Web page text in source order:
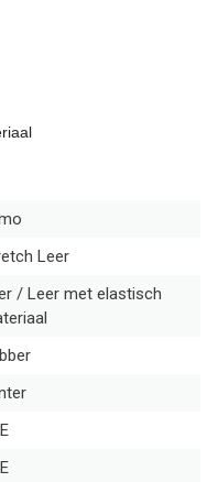
Leer
/ Leer met elastisch